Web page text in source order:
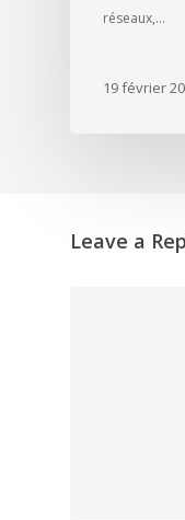
réseaux,…
19 février
Leave a